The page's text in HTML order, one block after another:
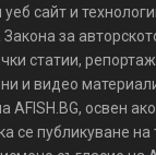
сайт и
за
статии,
и видео
AFISH.BG, освен
се публикуване на